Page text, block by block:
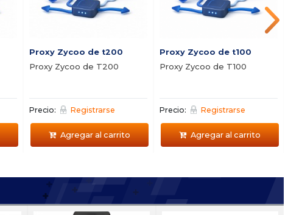
Proxy Zycoo de t200
Proxy Zycoo de T200
Precio: Registrarse
Agregar al carrito
Proxy Zycoo de t100
Proxy Zycoo de T100
Precio: Registrarse
Agregar al carrito